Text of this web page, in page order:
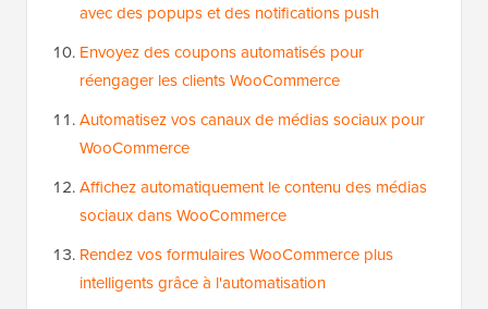
avec des popups et des notifications push
Envoyez des coupons automatisés pour
réengager les clients WooCommerce
Automatisez vos canaux de médias sociaux pour
WooCommerce
Affichez automatiquement le contenu des médias
sociaux dans WooCommerce
Rendez vos formulaires WooCommerce plus
intelligents grâce à l'automatisation